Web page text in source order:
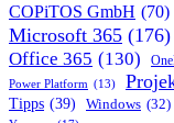
COPiTOS GmbH (70)
Microsoft 365 (176)
Office 365 (130)
Power Platform (13)
Tipps (39) Windows (32)